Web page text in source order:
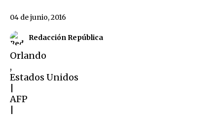
Redacción República
04 de junio, 2016
Orlando
,
Estados Unidos
|
AFP
|